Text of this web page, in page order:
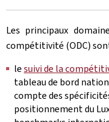
Les principaux
compétitivité (ODC)
lesuivi de la
tableau de bord
compte des
positionnement du